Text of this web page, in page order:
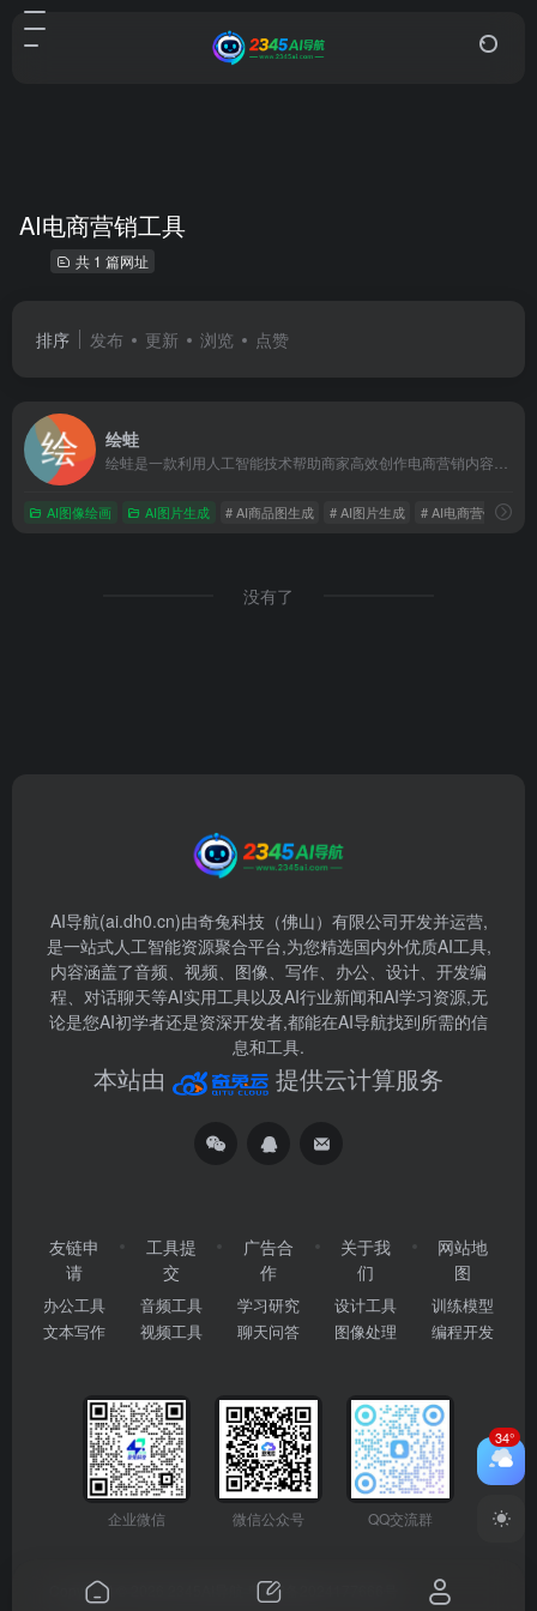
AI电商营销工具
共 1 篇网址
排序 发布 更新 浏览 点赞
绘蛙
AI图像绘画 AI图片生成 # AI商品图生成 # AI图片生成 # AI电商营销工具
没有了
AI导航(ai.dh0.cn)由奇兔科技（佛山）有限公司开发并运营,
是一站式人工智能资源聚合平台,为您精选国内外优质AI工具,
内容涵盖了音频、视频、图像、写作、办公、设计、开发编
程、对话聊天等AI实用工具以及AI行业新闻和AI学习资源,无
论是您AI初学者还是资深开发者,都能在AI导航找到所需的信
息和工具.
本站由 提供云计算服务
友链申
请
办公工具
文本写作
工具提
交
音频工具
视频工具
广告合
作
学习研究
聊天问答
关于我
们
设计工具
图像处理
网站地
图
训练模型
编程开发
企业微信 微信公众号 QQ交流群
Copyright © 2026 粤ICP备2024177666号
34°